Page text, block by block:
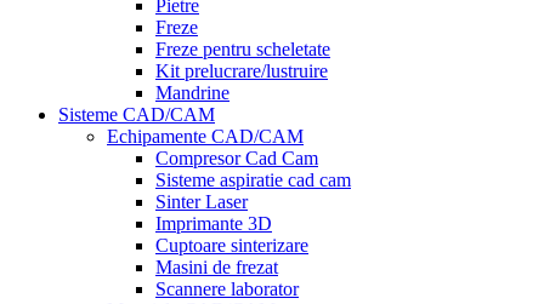
Pietre
Freze
Freze pentru scheletate
Kit prelucrare/lustruire
Mandrine
Sisteme CAD/CAM
Echipamente CAD/CAM
Compresor Cad Cam
Sisteme aspiratie cad cam
Sinter Laser
Imprimante 3D
Cuptoare sinterizare
Masini de frezat
Scannere laborator